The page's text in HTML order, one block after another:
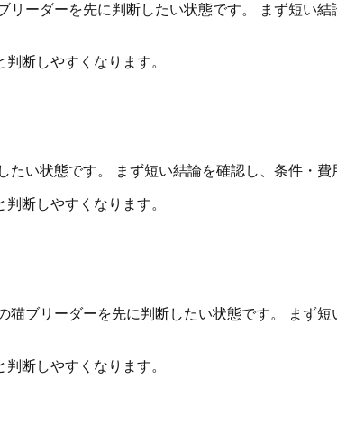
リーダーを先に判断したい状態です。 まず短い
断しやすくなります。
い状態です。 まず短い結論を確認し、条件・
断しやすくなります。
猫ブリーダーを先に判断したい状態です。 まず
断しやすくなります。